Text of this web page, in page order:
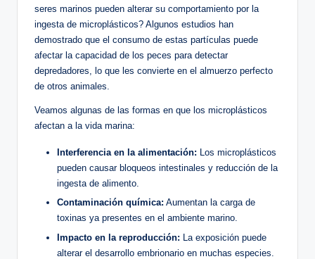
seres marinos pueden alterar su comportamiento por la
ingesta de microplásticos? Algunos estudios han
demostrado que el consumo de estas partículas puede
afectar la capacidad de los peces para detectar
depredadores, lo que les convierte en el almuerzo perfecto
de otros animales.
Veamos algunas de las formas en que los microplásticos
afectan a la vida marina:
Interferencia en la alimentación: Los microplásticos
pueden causar bloqueos intestinales y reducción de la
ingesta de alimento.
Contaminación química: Aumentan la carga de
toxinas ya presentes en el ambiente marino.
Impacto en la reproducción: La exposición puede
alterar el desarrollo embrionario en muchas especies.